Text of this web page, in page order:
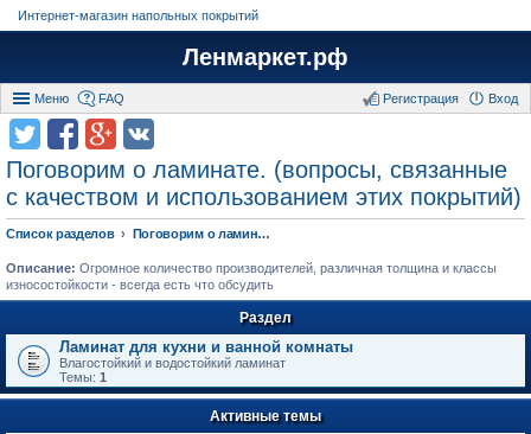
Интернет-магазин напольных покрытий
Ленмаркет.рф
Меню FAQ Вход
Регистрация
Поговорим о ламинате. (вопросы, связанные
с качеством и использованием этих покрытий)
Список разделов Поговорим о ламинате. (вопросы, связанные с качеством и использованием этих покрытий)
Описание: Огромное количество производителей, различная толщина и классы
износостойкости - всегда есть что обсудить
Раздел
Ламинат для кухни и ванной комнаты
Влагостойкий и водостойкий ламинат
Темы: 1
Активные темы